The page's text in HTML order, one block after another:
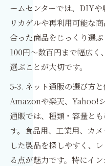
ームセンターでは、DIY
リカゲルや再利用可能な
合った商品をじっくり選
100円〜数百円まで幅広く
選ぶことが大切です。
5-3. ネット通販の選び方
Amazonや楽天、Yahoo!
通販では、種類・容量と
す。食品用、工業用、カ
した製品を探しやすく、
る点が魅力です。特にイ